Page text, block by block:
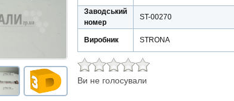
Заводський
номер
ST-00270
Виробник STRONA
Ви не голосували